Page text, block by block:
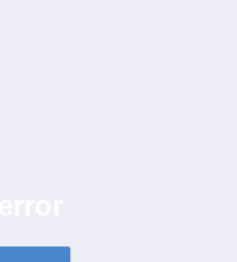
на самом деле